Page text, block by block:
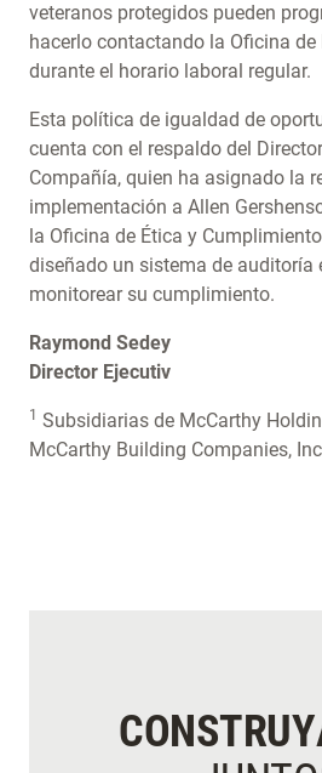
veteranos protegidos pueden
hacerlo contactando la Oficina
durante el horario laboral regular.
Esta política de igualdad de
cuenta con el respaldo del
Compañía, quien ha asignado la
implementación a Allen
la Oficina de Ética y
diseñado un sistema de auditoría
monitorear su cumplimiento.
Raymond Sedey
Director Ejecutiv
1 Subsidiarias de McCarthy
McCarthy Building Companies,